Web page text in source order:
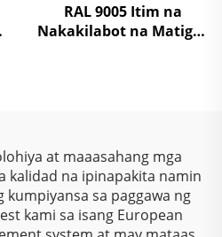
RAL 9005 Itim na
Nakakilabot na Matigas
at maaasahang mga
kalidad na ipinapakita namin
sa paggawa ng
kami sa isang European